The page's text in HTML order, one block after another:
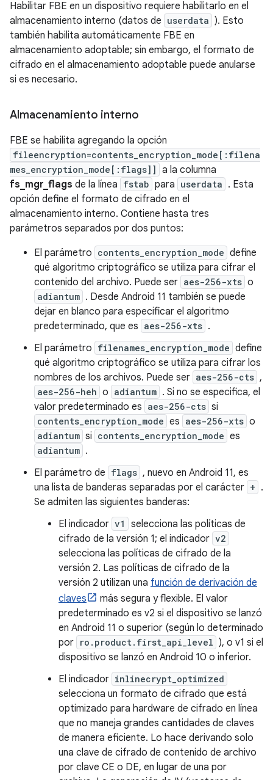
Habilitar FBE en un dispositivo requiere habilitarlo en el
almacenamiento interno (datos de userdata ). Esto
también habilita automáticamente FBE en
almacenamiento adoptable; sin embargo, el formato de
cifrado en el almacenamiento adoptable puede anularse
si es necesario.
Almacenamiento interno
FBE se habilita agregando la opción
fileencryption=contents_encryption_mode[:filena
mes_encryption_mode[:flags]] a la columna
fs_mgr_flags de la línea fstab para userdata . Esta
opción define el formato de cifrado en el
almacenamiento interno. Contiene hasta tres
parámetros separados por dos puntos:
El parámetro contents_encryption_mode define
qué algoritmo criptográfico se utiliza para cifrar el
contenido del archivo. Puede ser aes-256-xts o
adiantum . Desde Android 11 también se puede
dejar en blanco para especificar el algoritmo
predeterminado, que es aes-256-xts .
El parámetro filenames_encryption_mode define
qué algoritmo criptográfico se utiliza para cifrar los
nombres de los archivos. Puede ser aes-256-cts ,
aes-256-heh o adiantum . Si no se especifica, el
valor predeterminado es aes-256-cts si
contents_encryption_mode es aes-256-xts o
adiantum si contents_encryption_mode es
adiantum .
El parámetro de flags , nuevo en Android 11, es
una lista de banderas separadas por el carácter + .
Se admiten las siguientes banderas:
El indicador v1
selecciona las políticas de
cifrado de la versión 1; el indicador v2
selecciona las políticas de cifrado de la
versión 2. Las políticas de cifrado de la
versión 2 utilizan una función de derivación de
claves
más segura y flexible. El valor
predeterminado es v2 si el dispositivo se lanzó
en Android 11 o superior (según lo determinado
por ro.product.first_api_level ), o v1 si el
dispositivo se lanzó en Android 10 o inferior.
El indicador inlinecrypt_optimized
selecciona un formato de cifrado que está
optimizado para hardware de cifrado en línea
que no maneja grandes cantidades de claves
de manera eficiente. Lo hace derivando solo
una clave de cifrado de contenido de archivo
por clave CE o DE, en lugar de una por